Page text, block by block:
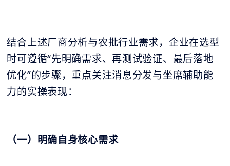
结合上述厂商分析与农批行业需求，企业在选型
时可遵循“先明确需求、再测试验证、最后落地
优化”的步骤，重点关注消息分发与坐席辅助能
力的实操表现：
（一）明确自身核心需求